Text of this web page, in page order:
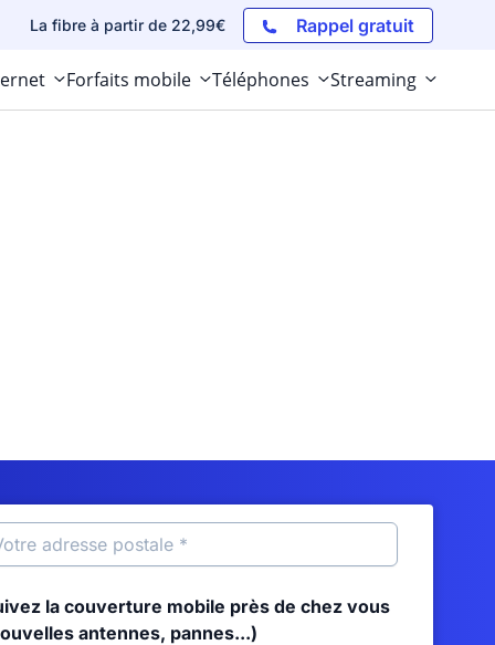
La fibre à partir de 22,99€ Rappel gratuit
Forfaits mobile Téléphones Streaming
la couverture mobile près de chez vous
antennes, pannes...)